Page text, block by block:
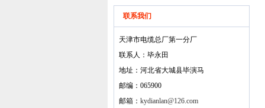
联系我们
天津市电缆总厂第一分厂
联系人：毕永田
地址：河北省大城县毕演马
邮编：065900
邮箱： kydianlan@126.com